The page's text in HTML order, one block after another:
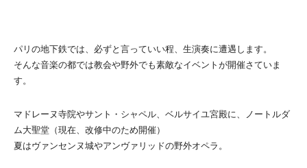
パリの地下鉄では、必ずと言っていい程、生演奏に遭遇します。
そんな音楽の都では教会や野外でも素敵なイベントが開催さていま
す。
マドレーヌ寺院やサント・シャペル、ベルサイユ宮殿に、ノートルダ
ム大聖堂（現在、改修中のため開催）
夏はヴァンセンヌ城やアンヴァリッドの野外オペラ。